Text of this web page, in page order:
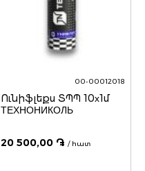
00-00012018
Ունիֆլեքս ՏՊՊ 10х1մ
ТЕХНОНИКОЛЬ
20 500,00 ֏ / հատ